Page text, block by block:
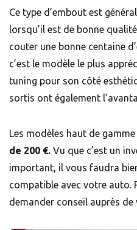
Ce type d’embout est
lorsqu’il est de bonne
couter une bonne centaine
c’est le modèle le plus
tuning pour son côté
sortis ont également
Les modèles haut de
de 200 €. Vu que c’est un
important, il vous faudra
compatible avec votre auto.
demander conseil auprès